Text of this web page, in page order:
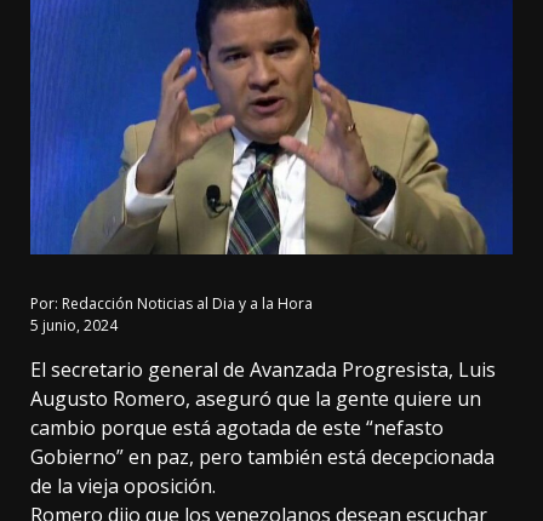
Por: Redacción Noticias al Dia y a la Hora
5 junio, 2024
El secretario general de Avanzada Progresista, Luis
Augusto Romero, aseguró que la gente quiere un
cambio porque está agotada de este “nefasto
Gobierno” en paz, pero también está decepcionada
de la vieja oposición.
Romero dijo que los venezolanos desean escuchar